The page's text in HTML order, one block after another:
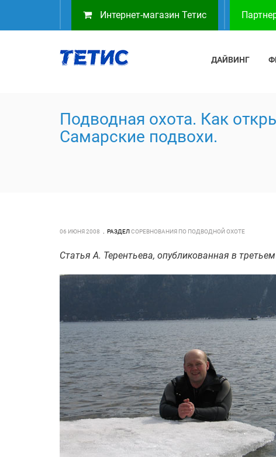
Интернет-магазин Тетис
ДАЙВИНГ
Подводная охота. Как
Самарские подвохи.
06 ИЮНЯ 2008 РАЗДЕЛСОРЕВНОВАНИЯ ПО ПОДВОДНОЙ ОХОТЕ
Статья А. Терентьева, опубликованная в